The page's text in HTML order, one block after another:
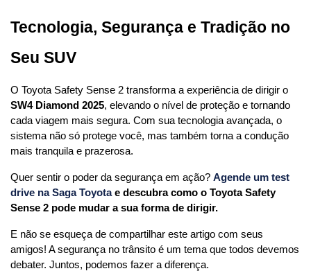
Tecnologia, Segurança e Tradição no
Seu SUV
SW4 Diamond 2025, elevando o nível de proteção e tornando
cada viagem mais segura. Com sua tecnologia avançada, o
sistema não só protege você, mas também torna a condução
mais tranquila e prazerosa.
Quer sentir o poder da segurança em ação? Agende um test
drive na Saga Toyota e descubra como o Toyota Safety
Sense 2 pode mudar a sua forma de dirigir.
E não se esqueça de compartilhar este artigo com seus
amigos! A segurança no trânsito é um tema que todos devemos
debater. Juntos, podemos fazer a diferença.